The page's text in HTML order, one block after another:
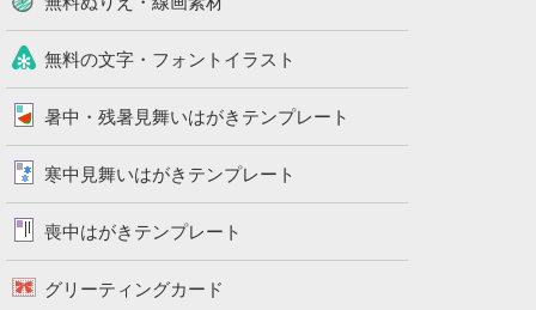
無料の文字・フォントイラスト
暑中・残暑見舞いはがきテンプレート
寒中見舞いはがきテンプレート
喪中はがきテンプレート
グリーティングカード